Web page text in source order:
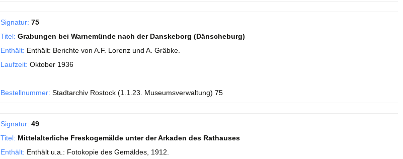
Signatur: 75
Titel: Grabungen bei Warnemünde nach der Danskeborg (Dänscheburg)
Enthält: Enthält: Berichte von A.F. Lorenz und A. Gräbke.
Laufzeit: Oktober 1936
Bestellnummer: Stadtarchiv Rostock (1.1.23. Museumsverwaltung) 75
Signatur: 49
Titel: Mittelalterliche Freskogemälde unter der Arkaden des Rathauses
Enthält: Enthält u.a.: Fotokopie des Gemäldes, 1912.